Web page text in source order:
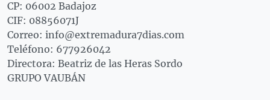
CP: 06002 Badajoz
CIF: 08856071J
Correo: info@extremadura7dias.com
Teléfono: 677926042
Directora: Beatriz de las Heras Sordo
GRUPO VAUBÁN